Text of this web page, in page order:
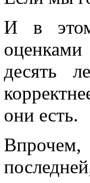
И в
десять
они есть.